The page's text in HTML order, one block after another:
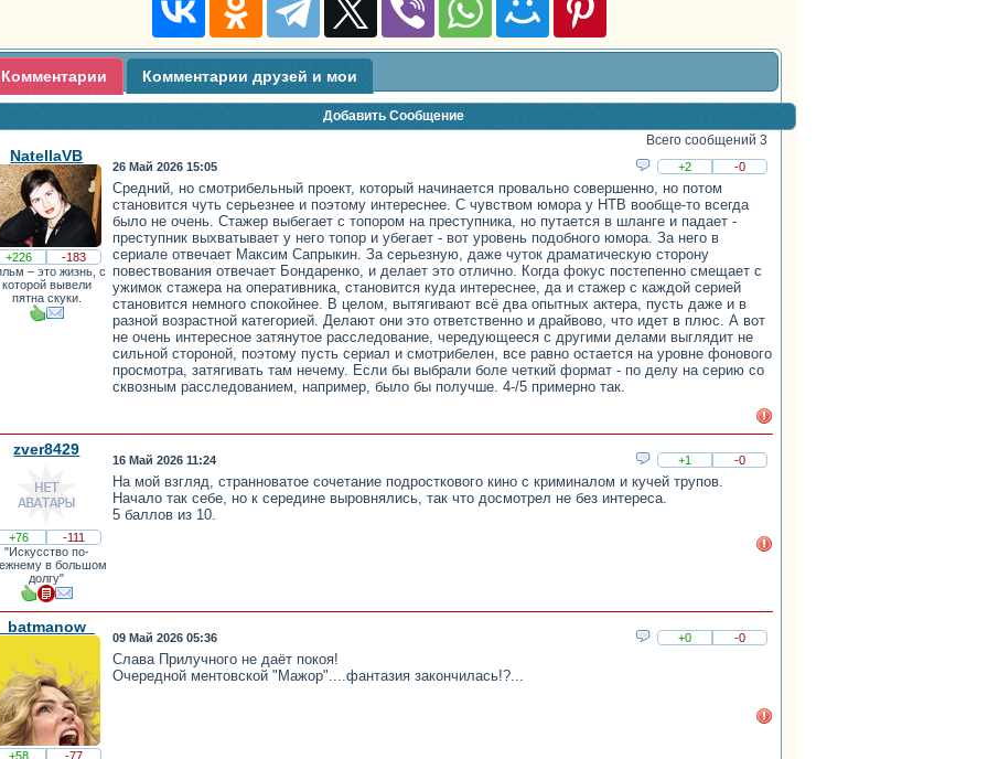
Комментарии Комментарии друзей и мои
Добавить Сообщение
Всего сообщений 3
NatellaVB
+226
-183
– это жизнь, с
которой вывели
пятна скуки.
26 Май 2026 15:05 +2 -0
Средний, но смотрибельный проект, который начинается провально совершенно, но потом
становится чуть серьезнее и поэтому интереснее. С чувством юмора у НТВ вообще-то всегда
было не очень. Стажер выбегает с топором на преступника, но путается в шланге и падает -
преступник выхватывает у него топор и убегает - вот уровень подобного юмора. За него в
сериале отвечает Максим Сапрыкин. За серьезную, даже чуток драматическую сторону
повествования отвечает Бондаренко, и делает это отлично. Когда фокус постепенно смещает с
ужимок стажера на оперативника, становится куда интереснее, да и стажер с каждой серией
становится немного спокойнее. В целом, вытягивают всё два опытных актера, пусть даже и в
разной возрастной категорией. Делают они это ответственно и драйвово, что идет в плюс. А вот
не очень интересное затянутое расследование, чередующееся с другими делами выглядит не
сильной стороной, поэтому пусть сериал и смотрибелен, все равно остается на уровне фонового
просмотра, затягивать там нечему. Если бы выбрали боле четкий формат - по делу на серию со
сквозным расследованием, например, было бы получше. 4-/5 примерно так.
zver8429
+76
-111
"Искусство по-
в большом
долгу"
16 Май 2026 11:24 +1 -0
На мой взгляд, странноватое сочетание подросткового кино с криминалом и кучей трупов.
Начало так себе, но к середине выровнялись, так что досмотрел не без интереса.
5 баллов из 10.
_batmanow_
+58 -77
09 Май 2026 05:36 +0 -0
Слава Прилучного не даёт покоя!
Очередной ментовской "Мажор"....фантазия закончилась!?...